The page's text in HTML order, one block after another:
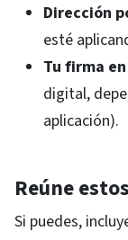
Dirección
esté
Tu firma
digital,
aplicación).
Reúne
Si puedes,